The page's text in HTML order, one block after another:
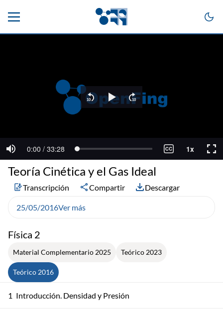
Física 2
Material Complementario 2025 Teórico 2023
Teórico 2016
1 Introducción. Densidad y Presión
Teoría Cinética y el Gas Ideal
Transcripción Compartir Descargar
25/05/2016Ver más